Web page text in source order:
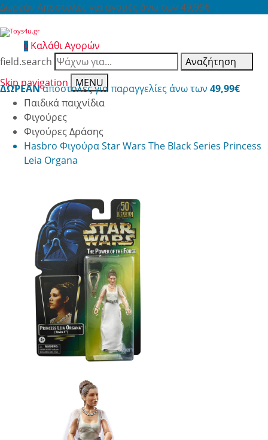
Δωρεάν Αποστολές για αγορές άνω των 49,99€
0 Καλάθι Αγορών
field.search
Αναζήτηση
Skip navigation
MENU
ΔΩΡΕΑΝαποστολές για παραγγελίες άνω των 49,99€
Παιδικά παιχνίδια
Φιγούρες
Φιγούρες Δράσης
Hasbro Φιγούρα Star Wars The Black Series Princess
Leia Organa